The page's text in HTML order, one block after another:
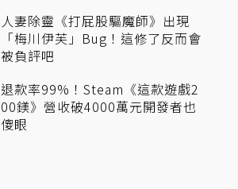
人妻除靈《打屁股驅魔師》出現
「梅川伊芙」Bug！這修了反而會
被負評吧
退款率99%！Steam《這款遊戲2
00鎂》營收破4000萬元開發者也
傻眼